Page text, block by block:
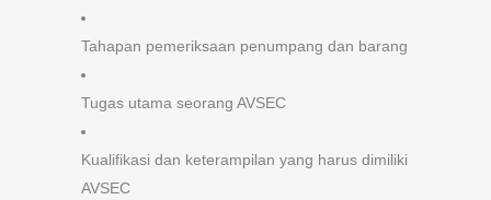
Tahapan pemeriksaan penumpang dan barang
Tugas utama seorang AVSEC
Kualifikasi dan keterampilan yang harus dimiliki
AVSEC